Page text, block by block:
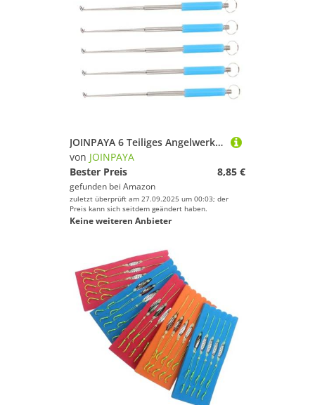
JOINPAYA 6 Teiliges Angelwerkzeug Zum Entfernen Von Haken Demontagewerkzeug Für Angelhaken Angelzange Hakenentferner Angelaushakwerkzeug Hakenentferner Ablösewerkzeug Edelstahl
von JOINPAYA
Bester Preis
8,85 €
gefunden bei Amazon
zuletzt überprüft am 27.09.2025 um 00:03; der
Preis kann sich seitdem geändert haben.
Keine weiteren Anbieter